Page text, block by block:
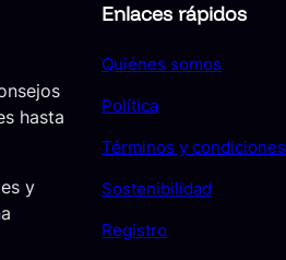
hasta
y
Enlaces rápidos
Quiénes somos
Política
Términos y condiciones
Sostenibilidad
Registro